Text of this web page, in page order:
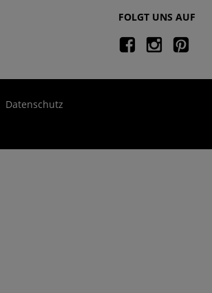
FOLGT UNS AUF
Datenschutz